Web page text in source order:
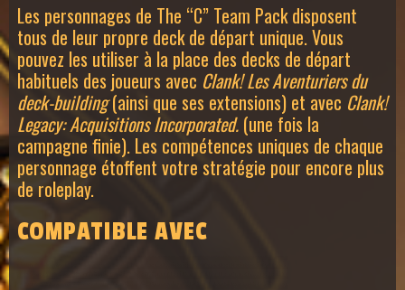
Les personnages de The “C” Team Pack disposent
tous de leur propre deck de départ unique. Vous
pouvez les utiliser à la place des decks de départ
habituels des joueurs avec Clank! Les Aventuriers du
deck-building(ainsi que ses extensions) et avec Clank!
Legacy: Acquisitions Incorporated. (une fois la
campagne finie). Les compétences uniques de chaque
personnage étoffent votre stratégie pour encore plus
de roleplay.
COMPATIBLE AVEC